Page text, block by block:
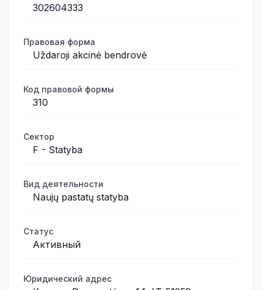
302604333
Правовая форма
Uždaroji akcinė bendrovė
Код правовой формы
310
Сектор
F - Statyba
Вид деятельности
Naujų pastatų statyba
Статус
Активный
Юридический адрес